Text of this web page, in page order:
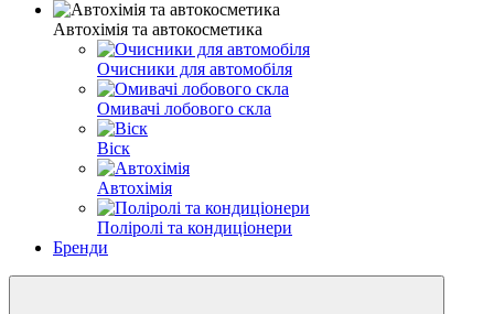
Автохімія та автокосметика
Очисники для автомобіля
Омивачі лобового скла
Віск
Автохімія
Поліролі та кондиціонери
Бренди